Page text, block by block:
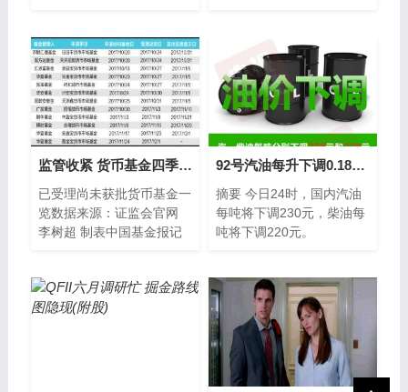
多年的大资管监管时代要
监管收紧 货币基金四季度以来零发行
已受理尚未获批货币基金一
览数据来源：证监会官网
李树超 制表中国基金报记
金收益率突破4 2%
92号汽油每升下调0.18元 加满一箱汽油将节省约9元
摘要 今日24时，国内汽油
每吨将下调230元，柴油每
吨将下调220元。